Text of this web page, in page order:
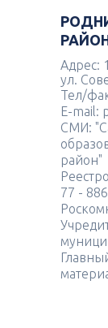
Адрес:
ул.
Тел/
E-mail:
СМИ:
район"
77 -